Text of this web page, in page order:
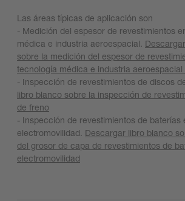
Las áreas típicas de aplicación son
- Medición del espesor de revestimientos
médica e industria aeroespacial.
sobre la medición del espesor de
tecnología médica e industria aeroespacial
- Inspección de revestimientos de discos
libro blanco sobre la inspección de
de freno
- Inspección de revestimientos de baterías
electromovilidad. Descargar libro blanco
del grosor de capa de revestimientos de
electromovilidad